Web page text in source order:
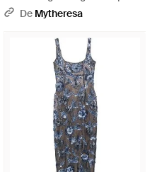
RoseDe Mytheresa